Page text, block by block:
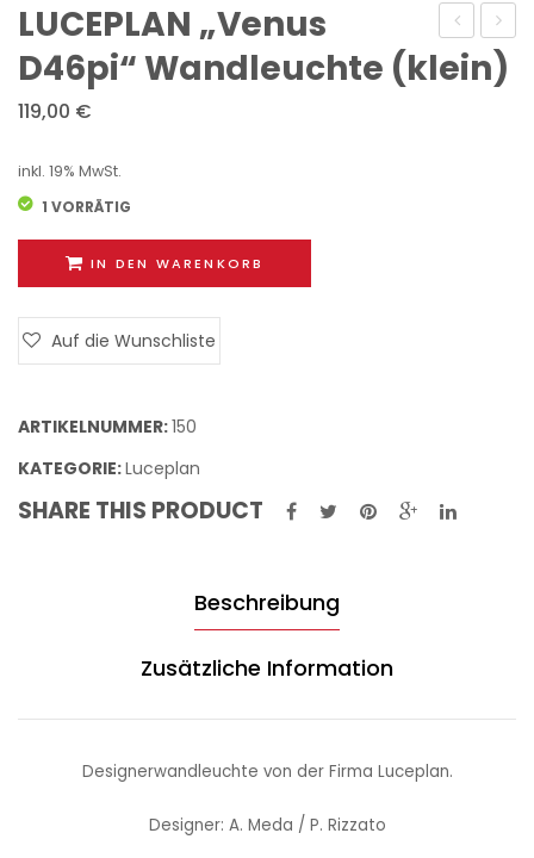
„Screen
D18“ D46“
LUCEPLAN „Venus
D46pi“ Wandleuchte (klein)
119,00 €
inkl. 19% MwSt.
1 VORRÄTIG
IN DEN WARENKORB
Auf die Wunschliste
ARTIKELNUMMER:150
KATEGORIE:Luceplan
SHARE THIS PRODUCT
Beschreibung
Zusätzliche Information
Designerwandleuchte von der Firma Luceplan.
Designer: A. Meda / P. Rizzato